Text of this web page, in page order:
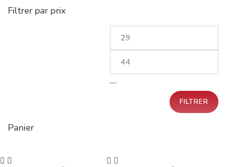
récent
plus
Filtrer par prix
—
FILTRER
Panier